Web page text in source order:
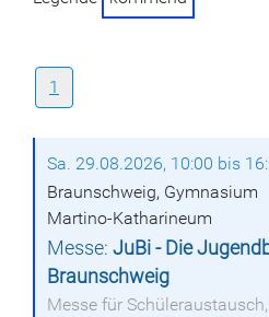
1
Sa. 29.08.2026, 10:00 bis
Braunschweig, Gymnasium
Martino-Katharineum
Messe:JuBi - Die
Braunschweig
Messe für